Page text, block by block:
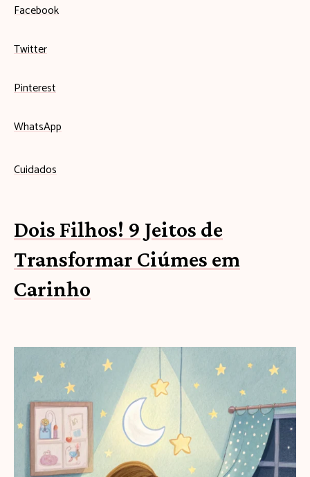
Facebook
Twitter
Pinterest
WhatsApp
Cuidados
Dois Filhos! 9 Jeitos de
Transformar Ciúmes em
Carinho